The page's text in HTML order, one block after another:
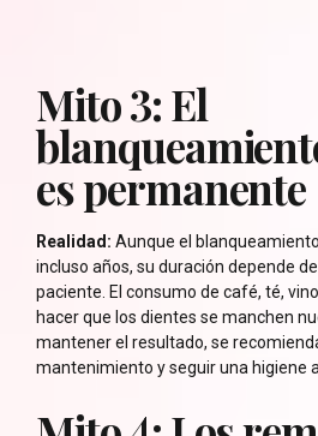
Mito 3: El
es permanente
Realidad: Aunque el
incluso años, su duración depende
paciente. El consumo de café, té,
hacer que los dientes se manchen
mantener el resultado, se
mantenimiento y seguir una higiene